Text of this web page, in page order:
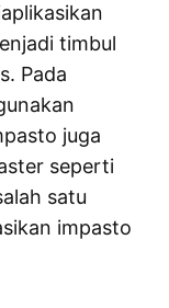
timbul
Pada
juga
seperti
satu
impasto